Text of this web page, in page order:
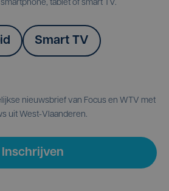
tablet of smart TV.
Smart TV
nieuwsbrief van Focus en WTV met
uit West-Vlaanderen.
Inschrijven